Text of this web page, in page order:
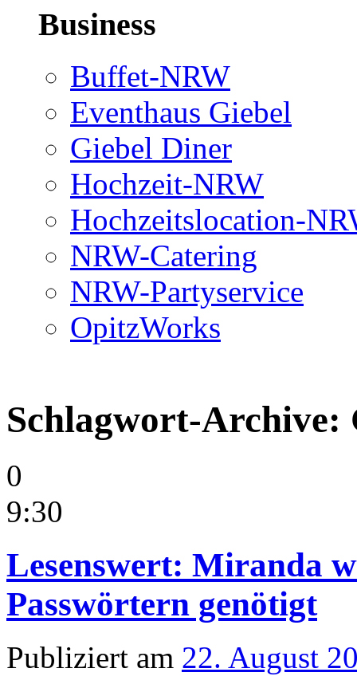
Business
Buffet-NRW
Eventhaus Giebel
Giebel Diner
Hochzeit-NRW
Hochzeitslocation-
NRW-Catering
NRW-Partyservice
OpitzWorks
Schlagwort-
0
9:30
Lesenswert: Miranda
Passwörtern genötigt
Publiziert am 22. August